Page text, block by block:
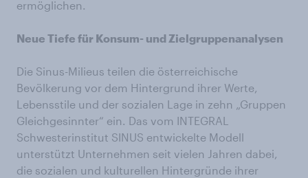
ermöglichen.
Neue Tiefe für Konsum- und Zielgruppenanalysen
Die Sinus-Milieus teilen die österreichische
Bevölkerung vor dem Hintergrund ihrer Werte,
Lebensstile und der sozialen Lage in zehn „Gruppen
Gleichgesinnter“ ein. Das vom INTEGRAL
Schwesterinstitut SINUS entwickelte Modell
unterstützt Unternehmen seit vielen Jahren dabei,
die sozialen und kulturellen Hintergründe ihrer